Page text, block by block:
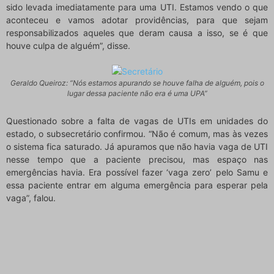
sido levada imediatamente para uma UTI. Estamos vendo o que
aconteceu e vamos adotar providências, para que sejam
responsabilizados aqueles que deram causa a isso, se é que
houve culpa de alguém”, disse.
Geraldo Queiroz: “Nós estamos apurando se houve falha de alguém, pois o
lugar dessa paciente não era é uma UPA”
Questionado sobre a falta de vagas de UTIs em unidades do
estado, o subsecretário confirmou. “Não é comum, mas às vezes
o sistema fica saturado. Já apuramos que não havia vaga de UTI
nesse tempo que a paciente precisou, mas espaço nas
emergências havia. Era possível fazer ‘vaga zero’ pelo Samu e
essa paciente entrar em alguma emergência para esperar pela
vaga”, falou.